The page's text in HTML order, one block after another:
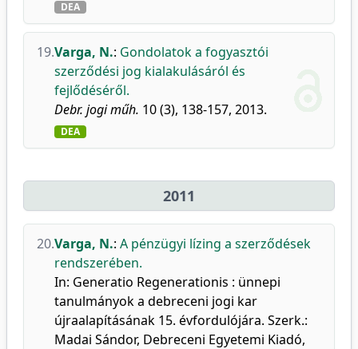
DEA
19.Varga, N.: Gondolatok a fogyasztói
szerződési jog kialakulásáról és
fejlődéséről.
Debr. jogi műh. 10 (3), 138-157, 2013.
DEA
2011
20.Varga, N.: A pénzügyi lízing a szerződések
rendszerében.
In: Generatio Regenerationis : ünnepi
tanulmányok a debreceni jogi kar
újraalapításának 15. évfordulójára. Szerk.:
Madai Sándor, Debreceni Egyetemi Kiadó,